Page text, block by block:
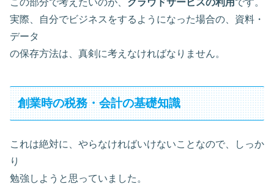
この部分で考えたいのが、 クラウドサービスの利用 です。
実際、自分でビジネスをするようになった場合の、資料・
データ
の保存方法は、真剣に考えなければなりません。
創業時の税務・会計の基礎知識
これは絶対に、やらなければいけないことなので、しっか
り
勉強しようと思っていました。